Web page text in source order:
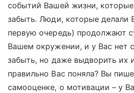
событий Вашей жизни,
забыть. Люди, которые делали
первую очередь) продолжают
Вашем окружении, и у Вас нет
забыть, но даже выдворить их
правильно Вас поняла? Вы
самооценке, о мотивации – у